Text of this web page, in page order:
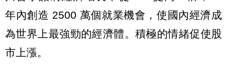
年內創造 2500 萬個就業機會，使國內經濟成
為世界上最強勁的經濟體。積極的情緒促使股
市上漲。